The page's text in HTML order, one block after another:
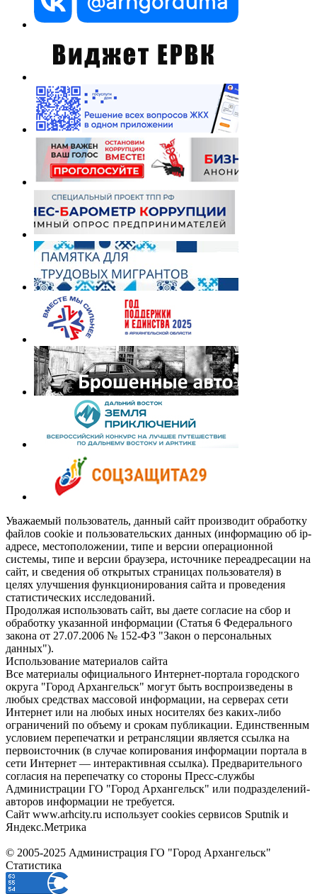
Уважаемый пользователь, данный сайт производит обработку
файлов cookie и пользовательских данных (информацию об ip-
адресе, местоположении, типе и версии операционной
системы, типе и версии браузера, источнике переадресации на
сайт, и сведения об открытых страницах пользователя) в
целях улучшения функционирования сайта и проведения
статистических исследований.
Продолжая использовать сайт, вы даете согласие на сбор и
обработку указанной информации (Статья 6 Федерального
закона от 27.07.2006 № 152-ФЗ "Закон о персональных
данных").
Использование материалов сайта
Все материалы официального Интернет-портала городского
округа "Город Архангельск" могут быть воспроизведены в
любых средствах массовой информации, на серверах сети
Интернет или на любых иных носителях без каких-либо
ограничений по объему и срокам публикации. Единственным
условием перепечатки и ретрансляции является ссылка на
первоисточник (в случае копирования информации портала в
сети Интернет — интерактивная ссылка). Предварительного
согласия на перепечатку со стороны Пресс-службы
Администрации ГО "Город Архангельск" или подразделений-
авторов информации не требуется.
Сайт www.arhcity.ru использует cookies сервисов Sputnik и
Яндекс.Метрика
© 2005-2025 Администрация ГО "Город Архангельск"
Статистика